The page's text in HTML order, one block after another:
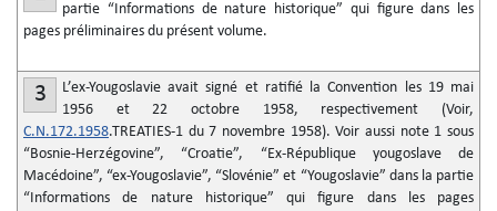
partie “Informations de nature historique” qui figure dans les
pages préliminaires du présent volume.
3
L’ex-Yougoslavie avait signé et ratifié la Convention les 19 mai
1956 et 22 octobre 1958, respectivement (Voir,
C.N.172.1958.TREATIES-1 du 7 novembre 1958). Voir aussi note 1 sous
“Bosnie-Herzégovine”, “Croatie”, “Ex-République yougoslave de
Macédoine”, “ex-Yougoslavie”, “Slovénie” et “Yougoslavie” dans la partie
“Informations de nature historique” qui figure dans les pages